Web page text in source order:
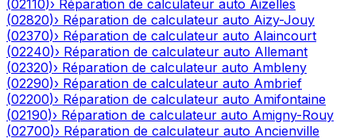
(02110)› Réparation de calculateur auto Aizelles
(02820)› Réparation de calculateur auto Aizy-Jouy
(02370)› Réparation de calculateur auto Alaincourt
(02240)› Réparation de calculateur auto Allemant
(02320)› Réparation de calculateur auto Ambleny
(02290)› Réparation de calculateur auto Ambrief
(02200)› Réparation de calculateur auto Amifontaine
(02190)› Réparation de calculateur auto Amigny-Rouy
(02700)› Réparation de calculateur auto Ancienville